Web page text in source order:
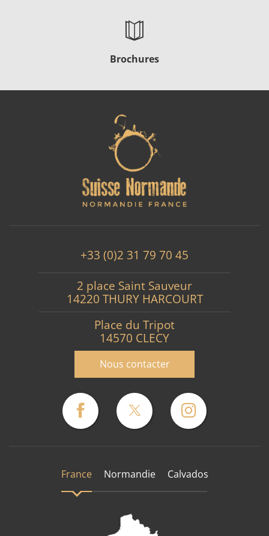
Brochures
+33 (0)2 31 79 70 45
2 place Saint Sauveur
14220 THURY HARCOURT
Place du Tripot
14570 CLECY
Nous contacter
France Normandie Calvados